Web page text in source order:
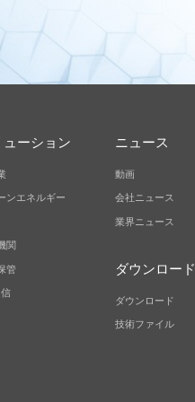
ーション
ンエネルギー
関
管
ニュース
動画
会社ニュース
業界ニュース
ダウンロード
ダウンロード
技術ファイル